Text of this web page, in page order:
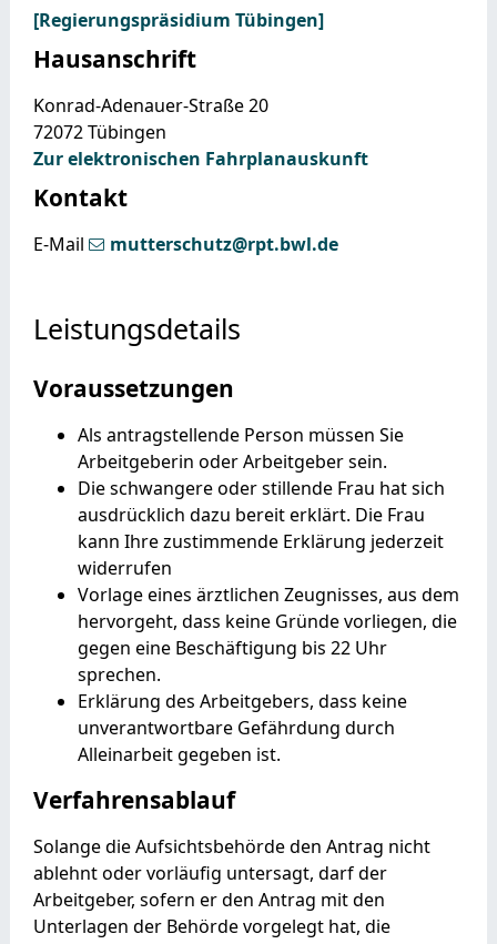
[Regierungspräsidium Tübingen]
Hausanschrift
Konrad-Adenauer-Straße 20
72072Tübingen
Zur elektronischen Fahrplanauskunft
Kontakt
E-Mail mutterschutz@rpt.bwl.de
Leistungsdetails
Voraussetzungen
Als antragstellende Person müssen Sie
Arbeitgeberin oder Arbeitgeber sein.
Die schwangere oder stillende Frau hat sich
ausdrücklich dazu bereit erklärt. Die Frau
kann Ihre zustimmende Erklärung jederzeit
widerrufen
Vorlage eines ärztlichen Zeugnisses, aus dem
hervorgeht, dass keine Gründe vorliegen, die
gegen eine Beschäftigung bis 22 Uhr
sprechen.
Erklärung des Arbeitgebers, dass keine
unverantwortbare Gefährdung durch
Alleinarbeit gegeben ist.
Verfahrensablauf
Solange die Aufsichtsbehörde den Antrag nicht
ablehnt oder vorläufig untersagt, darf der
Arbeitgeber, sofern er den Antrag mit den
Unterlagen der Behörde vorgelegt hat, die